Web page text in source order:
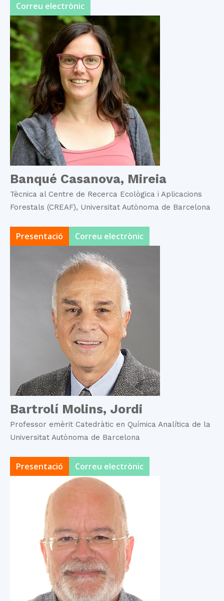
Correu electrònic
Banqué Casanova, Mireia
Tècnica al Centre de Recerca Ecològica i Aplicacions
Forestals (CREAF), Universitat Autònoma de Barcelona
Presentació Correu electrònic
Bartrolí Molins, Jordi
Professor emèrit Catedràtic en Química Analítica de la
Universitat Autònoma de Barcelona
Presentació Correu electrònic